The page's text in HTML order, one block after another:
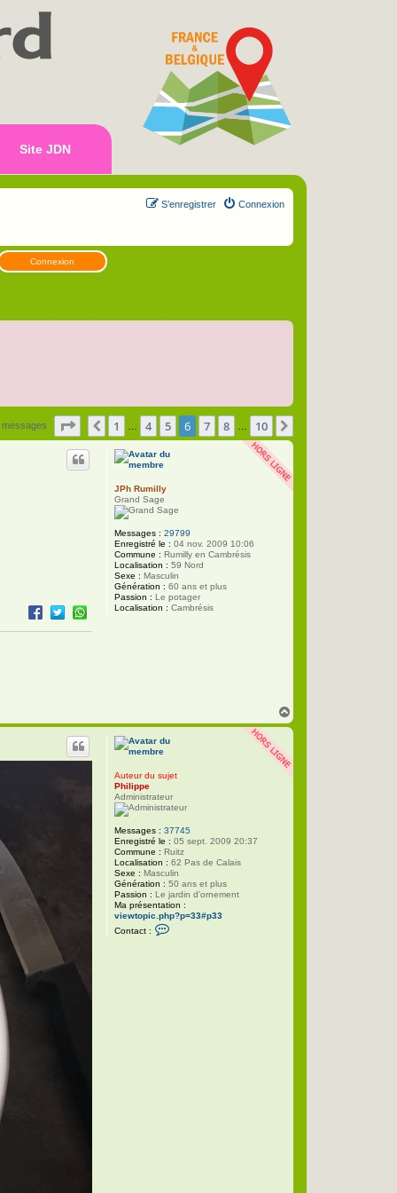
Site JDN
Connexion
S’enregistrer
Connexion
messages Page sur10
Précédente
1 4 5 6 7 8 10
JPh Rumilly
Grand Sage
Messages : 29799
Enregistré le : 04 nov. 2009 10:06
Commune : Rumilly en Cambrésis
Localisation : 59 Nord
Sexe : Masculin
Génération : 60 ans et plus
Passion : Le potager
Localisation : Cambrésis
a
u
Auteur du sujet
Philippe
Administrateur
Messages : 37745
Enregistré le : 05 sept. 2009 20:37
Commune : Ruitz
Localisation : 62 Pas de Calais
Sexe : Masculin
Génération : 50 ans et plus
Passion : Le jardin d'ornement
Ma présentation :
viewtopic.php?p=33#p33
Contact :